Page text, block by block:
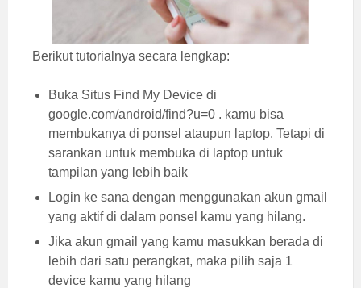
Berikut tutorialnya secara lengkap:
Buka Situs Find My Device di
google.com/android/find?u=0 . kamu bisa
membukanya di ponsel ataupun laptop. Tetapi di
sarankan untuk membuka di laptop untuk
tampilan yang lebih baik
Login ke sana dengan menggunakan akun gmail
yang aktif di dalam ponsel kamu yang hilang.
Jika akun gmail yang kamu masukkan berada di
lebih dari satu perangkat, maka pilih saja 1
device kamu yang hilang